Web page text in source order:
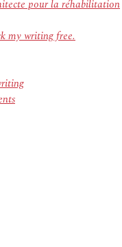
pour la réhabilitation
my writing free.